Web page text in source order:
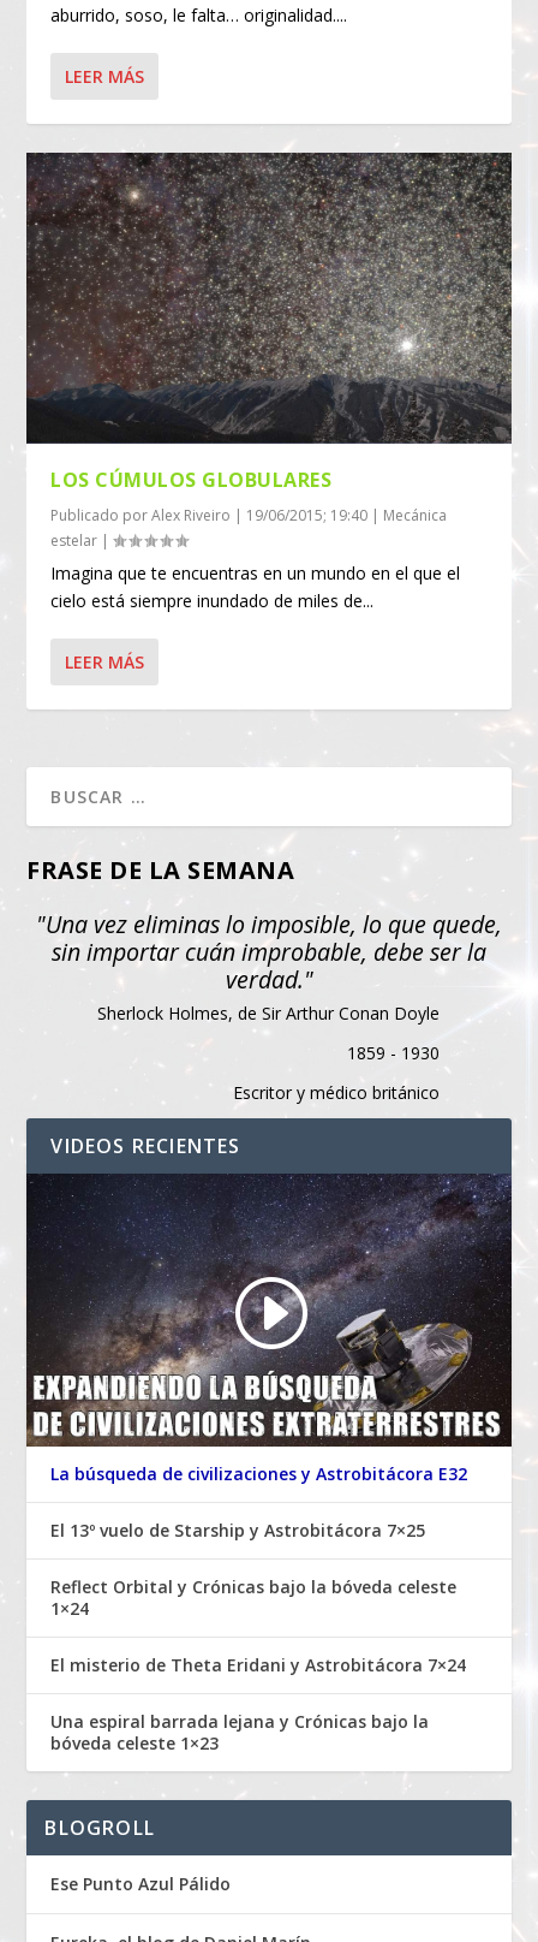
aburrido, soso, le falta… originalidad....
LEER MÁS
LOS CÚMULOS GLOBULARES
Publicado porAlex Riveiro | 19/06/2015; 19:40 | Mecánica
estelar |
Imagina que te encuentras en un mundo en el que el
cielo está siempre inundado de miles de...
LEER MÁS
FRASE DE LA SEMANA
"Una vez eliminas lo imposible, lo que quede,
sin importar cuán improbable, debe ser la
verdad."
Sherlock Holmes, de Sir Arthur Conan Doyle
1859 - 1930
Escritor y médico británico
VIDEOS RECIENTES
La búsqueda de civilizaciones y Astrobitácora E32
El 13º vuelo de Starship y Astrobitácora 7×25
Reflect Orbital y Crónicas bajo la bóveda celeste
1×24
El misterio de Theta Eridani y Astrobitácora 7×24
Una espiral barrada lejana y Crónicas bajo la
bóveda celeste 1×23
BLOGROLL
Ese Punto Azul Pálido